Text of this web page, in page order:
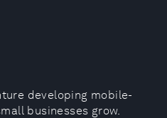
developing mobile-
businesses grow.